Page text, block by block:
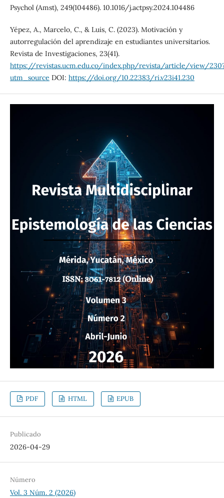
Psychol (Amst), 249(104486). 10.1016/j.actpsy.2024.104486
Yépez, A., Marcelo, C., & Luis, C. (2023). Motivación y
autorregulación del aprendizaje en estudiantes universitarios.
Revista de Investigaciones, 23(41).
https://revistas.ucm.edu.co/index.php/revista/article/view/
utm_source DOI: https://doi.org/10.22383/ri.v23i41.230
PDF HTML EPUB
Publicado
2026-04-29
Número
Vol. 3 Núm. 2 (2026)